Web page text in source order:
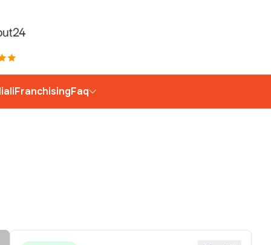
FranchisingFaq